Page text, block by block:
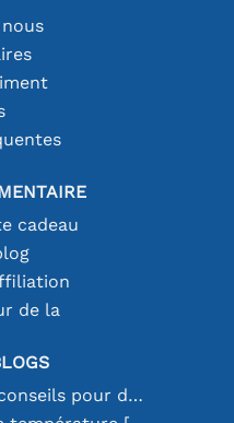
cadeau
de la
Souder comme un pro : conseils pour des connexions électroniques parfaites